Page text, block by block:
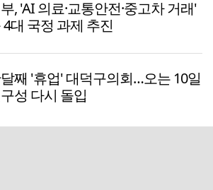
, 'AI 의료·교통안전·중고차 거래'
4대 국정 과제 추진
째 '휴업' 대덕구의회…오는 10일
성 다시 돌입